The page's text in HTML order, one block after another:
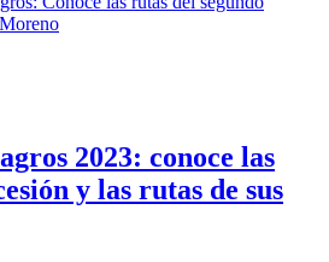
2023: conoce las
y las rutas de sus